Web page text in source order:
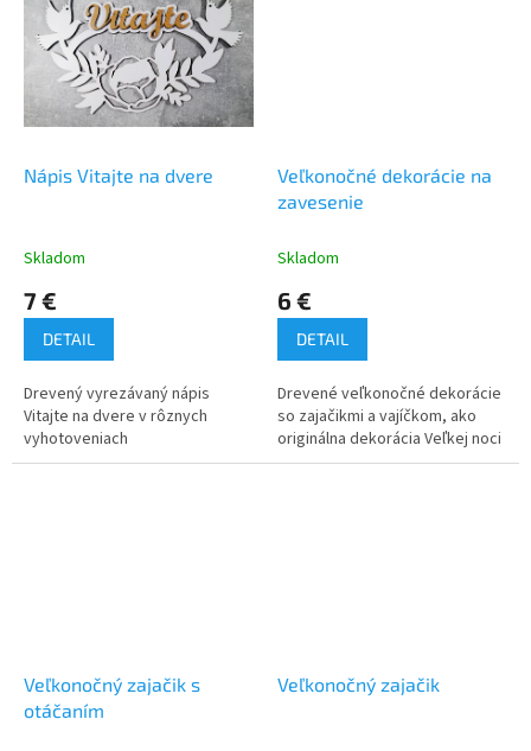
Nápis Vitajte na dvere
Skladom
7 €
DETAIL
Drevený vyrezávaný nápis
Vitajte na dvere v rôznych
vyhotoveniach
Veľkonočné dekorácie na
zavesenie
Skladom
6 €
DETAIL
Drevené veľkonočné dekorácie
so zajačikmi a vajíčkom, ako
originálna dekorácia Veľkej noci
Veľkonočný zajačik s
otáčaním
Veľkonočný zajačik